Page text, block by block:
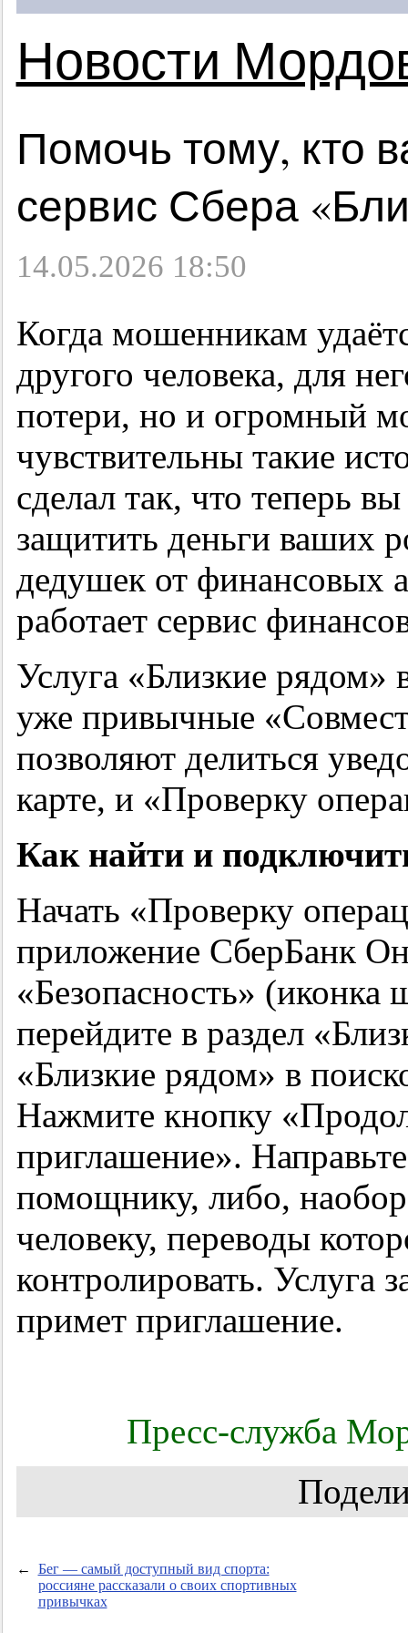
Новости
Помочь тому, кто
сервис Сбера
14.05.2026 18:50
Когда мошенникам
другого человека, для
потери, но и огромный
чувствительны такие
сделал так, что теперь
защитить деньги ваших
дедушек от финансовых
работает сервис
Услуга «Близкие рядом»
уже привычные
позволяют делиться
карте, и «Проверку
Как найти и
Начать «Проверку
приложение СберБанк
«Безопасность» (иконка
перейдите в раздел
«Близкие рядом» в
Нажмите кнопку
приглашение».
помощнику, либо,
человеку, переводы
контролировать. Услуга
примет приглашение.
Пресс-служба
←
Бег — самый доступный вид спорта:
россияне рассказали о своих спортивных
привычках